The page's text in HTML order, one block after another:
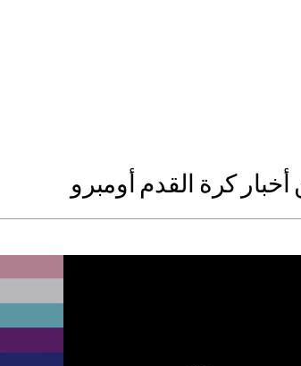
أخبار كرة القدم أومبرو